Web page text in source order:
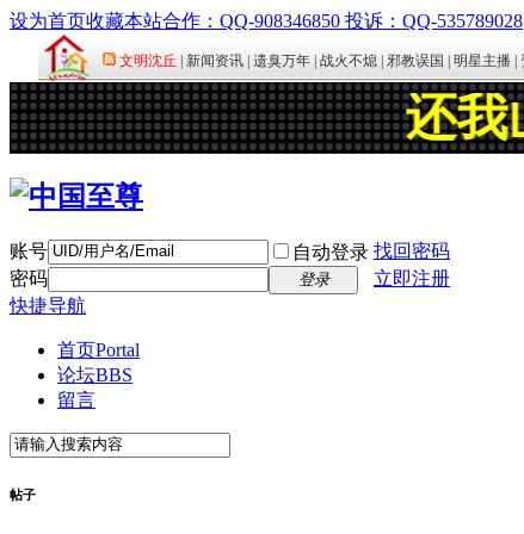
设为首页收藏本站合作：QQ-908346850 投诉：QQ-535789028
账号 自动登录 找回密码
密码
登录
立即注册
快捷导航
首页Portal
论坛BBS
留言
帖子